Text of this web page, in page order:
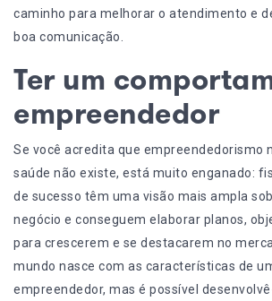
caminho para melhorar o atendimento e
boa comunicação.
Ter um
empreendedor
Se você acredita que empreendedorismo
saúde não existe, está muito enganado:
de sucesso têm uma visão mais ampla
negócio e conseguem elaborar planos,
para crescerem e se destacarem no
mundo nasce com as características de
empreendedor, mas é possível